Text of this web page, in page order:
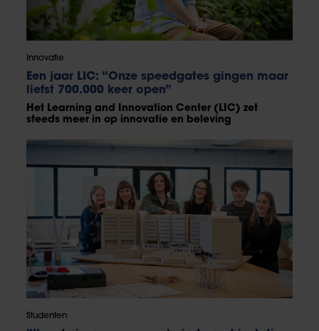
Innovatie
Een jaar LIC: “Onze speedgates gingen maar
liefst 700.000 keer open”
Het Learning and Innovation Center (LIC) zet
steeds meer in op innovatie en beleving
Studenten